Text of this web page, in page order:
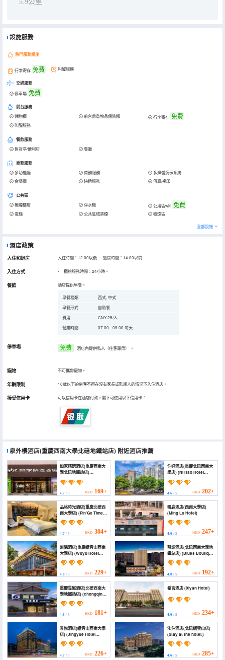
5.9公里
設施服務
熱門服務設施
行李寄存 免費 叫醒服務
交通服務
停車場 免費
前台服務
儲物櫃 前台貴重物品保險櫃 行李寄存 免費
叫醒服務
餐飲服務
售貨亭/便利店 餐廳
商務服務
多功能廳 商務服務
多媒體演示系統
會議廳
快遞服務 傳真/複印
公共區
無煙樓層 淨水機 公用區wifi 免費
電梯 公共區域禁煙 吸煙區
全部設施
酒店政策
入住和退房 入住時間：12:00以後 退房時間：14:00以前
入住方式 櫃枱服務時間：24小時。
餐飲 酒店提供早餐。
早餐種類
西式, 中式
早餐形式
自助餐
費用
CNY 25/人
營業時間
07:00 - 09:00 每天
停車場 免费 酒店內提供私人（住客專用） 。
寵物 不可攜帶寵物。
年齡限制 18歲以下的房客不得在沒有家長或監護人的情況下入住酒店。
接受信用卡 可以信用卡在酒店付款，閣下可使用以下信用卡：
泉外樓酒店(重慶西南大學北碚地鐵站店) 附近酒店推薦
如家精選酒店(重慶西南大
學北碚地鐵站店)
(Chongqing Southwest
University Beibei
Subway Station))
4.7 / 5 HKD 169+
你好酒店(重慶北碚西南大
學店) (Ni Hao Hotel
Southwest University))
4.6/ 5 HKD 202+
品格時光酒店(重慶北碚西
南大學店) (Pin'Ge Time
Hotel)
4.7 / 5 HKD 304+
鳴鹿酒店(西南大學店)
(Ming Lu Hotel)
4.6/ 5 HKD 247+
無隅酒店(重慶縉雲山西南
大學店) (Wuyu Hotel
(Chongqing Jinyun
Mountain, Southwest
4.8 / 5 HKD 229+
藍調酒店(北碚西南大學地
鐵站店) (Blues Boutique
Hotel (Chongqing
Southwest University
Tianshengli Street))
4.8/ 5 HKD 192+
重慶昱庭酒店(北碚西南大
學地鐵站店) (chongqing
yu hotel)
4.8 / 5 HKD 181+
希言酒店 (Xiyan Hotel)
4.6/ 5 HKD 234+
景悅酒店(縉雲山西南大學
店) (Jingyue Hotel
(Jinyunshan Southwest
University Branch))
4.7 / 5 HKD 226+
沁住酒店(北碚縉雲山店)
(Stay at the hotel.)
4.6/ 5 HKD 285+